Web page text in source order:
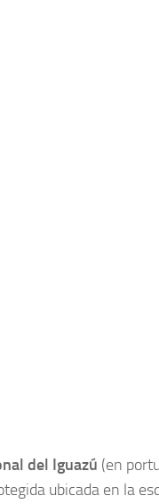
del Iguazú (en
ubicada en la